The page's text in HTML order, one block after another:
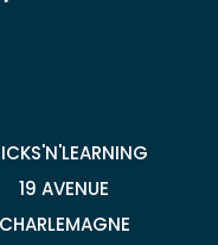
19 AVENUE
CHARLEMAGNE